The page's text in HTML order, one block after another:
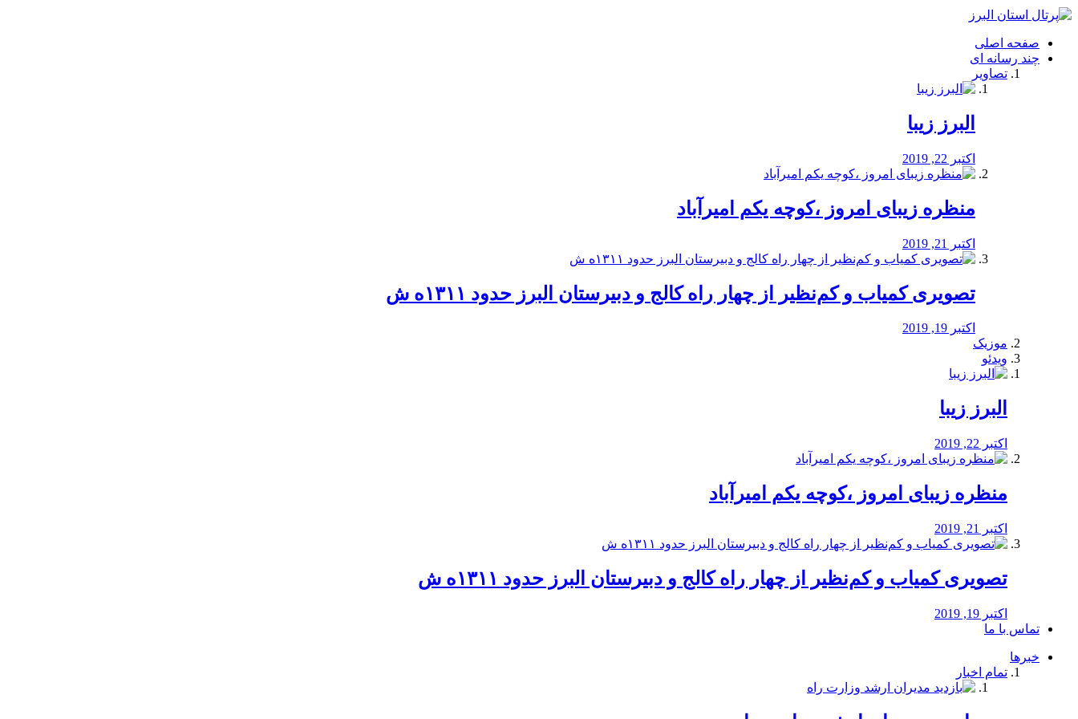
فصد
شرق
تهران
خشکشویی
صفحه اصلی
چند رسانه ای
تصاویر
البرز زیبا
اکتبر 22, 2019
منظره‌‌ زیبای امروز ،کوچه یکم امیرآباد
اکتبر 21, 2019
️تصویری کمیاب و کم‌نظیر از چهار راه كالج و دبيرستان البرز حدود ۱۳۱۱ه ش
اکتبر 19, 2019
موزیک
ویدئو
البرز زیبا
اکتبر 22, 2019
منظره‌‌ زیبای امروز ،کوچه یکم امیرآباد
اکتبر 21, 2019
️تصویری کمیاب و کم‌نظیر از چهار راه كالج و دبيرستان البرز حدود ۱۳۱۱ه ش
اکتبر 19, 2019
تماس با ما
خبرها
تمام اخبار